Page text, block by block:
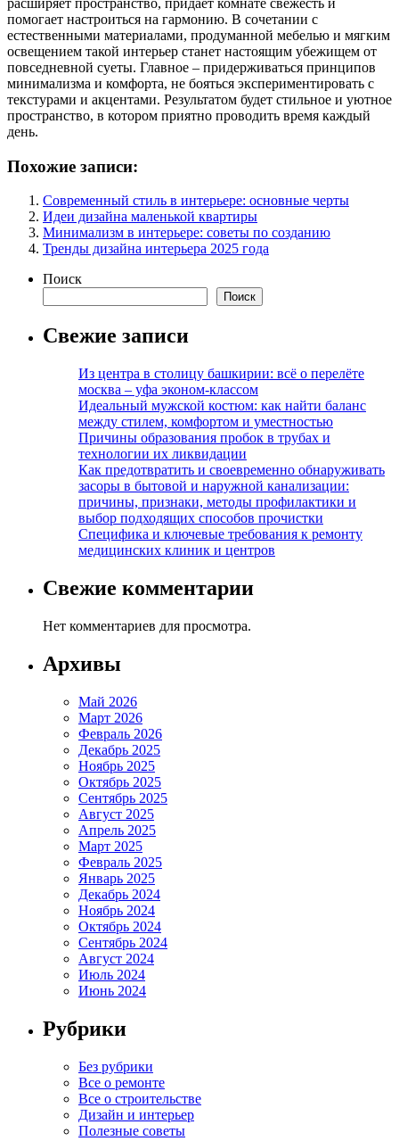
расширяет пространство, придает комнате свежесть и
помогает настроиться на гармонию. В сочетании с
естественными материалами, продуманной мебелью и мягким
освещением такой интерьер станет настоящим убежищем от
повседневной суеты. Главное – придерживаться принципов
минимализма и комфорта, не бояться экспериментировать с
текстурами и акцентами. Результатом будет стильное и уютное
пространство, в котором приятно проводить время каждый
день.
Похожие записи:
Современный стиль в интерьере: основные черты
Идеи дизайна маленькой квартиры
Минимализм в интерьере: советы по созданию
Тренды дизайна интерьера 2025 года
Поиск
Поиск
Свежие записи
Из центра в столицу башкирии: всё о перелёте
москва – уфа эконом-классом
Идеальный мужской костюм: как найти баланс
между стилем, комфортом и уместностью
Причины образования пробок в трубах и
технологии их ликвидации
Как предотвратить и своевременно обнаруживать
засоры в бытовой и наружной канализации:
причины, признаки, методы профилактики и
выбор подходящих способов прочистки
Специфика и ключевые требования к ремонту
медицинских клиник и центров
Свежие комментарии
Нет комментариев для просмотра.
Архивы
Май 2026
Март 2026
Февраль 2026
Декабрь 2025
Ноябрь 2025
Октябрь 2025
Сентябрь 2025
Август 2025
Апрель 2025
Март 2025
Февраль 2025
Январь 2025
Декабрь 2024
Ноябрь 2024
Октябрь 2024
Сентябрь 2024
Август 2024
Июль 2024
Июнь 2024
Рубрики
Без рубрики
Все о ремонте
Все о строительстве
Дизайн и интерьер
Полезные советы